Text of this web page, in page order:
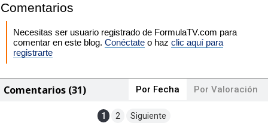
Comentarios
Necesitas ser usuario registrado de FormulaTV.com para
comentar en este blog. Conéctate o haz clic aquí para
registrarte
Comentarios (31) Por Fecha Por Valoración
1 2 Siguiente